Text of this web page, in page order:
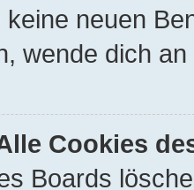
neuen
wende dich
Cookies
Boards